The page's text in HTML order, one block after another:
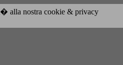
alla nostra cookie & privacy